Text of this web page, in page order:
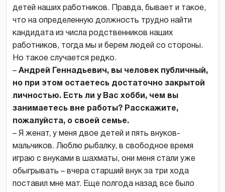
детей наших работников. Правда, бывает и такое,
что на определенную должность трудно найти
кандидата из числа родственников наших
работников, тогда мы и берем людей со стороны.
Но такое случается редко.
– Андрей Геннадьевич, вы человек публичный,
но при этом остаетесь достаточно закрытой
личностью. Есть ли у Вас хобби, чем вы
занимаетесь вне работы? Расскажите,
пожалуйста, о своей семье.
– Я женат, у меня двое детей и пять внуков-
мальчиков. Люблю рыбалку, в свободное время
играю с внуками в шахматы, они меня стали уже
обыгрывать – вчера старший внук за три хода
поставил мне мат. Еще полгода назад все было